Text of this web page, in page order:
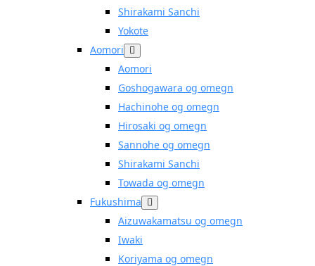
Shirakami Sanchi
Yokote
Aomori
Aomori
Goshogawara og omegn
Hachinohe og omegn
Hirosaki og omegn
Sannohe og omegn
Shirakami Sanchi
Towada og omegn
Fukushima
Aizuwakamatsu og omegn
Iwaki
Koriyama og omegn